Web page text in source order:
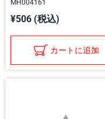
MH004161
¥506 (税込)
カートに追加